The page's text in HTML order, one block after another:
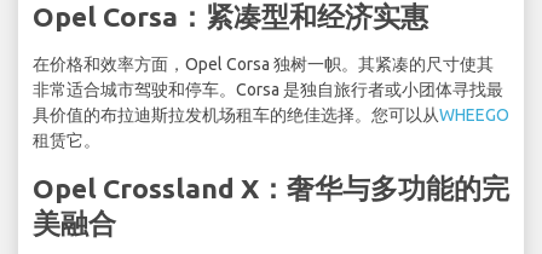
Opel Corsa：紧凑型和经济实惠
在价格和效率方面，Opel Corsa 独树一帜。其紧凑的尺寸使其
非常适合城市驾驶和停车。Corsa 是独自旅行者或小团体寻找最
具价值的布拉迪斯拉发机场租车的绝佳选择。您可以从WHEEGO
租赁它。
Opel Crossland X：奢华与多功能的完
美融合